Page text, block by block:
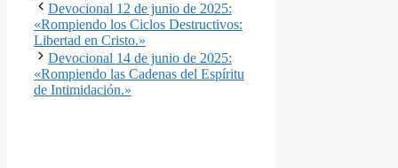
Devocional 12 de junio de 2025:
«Rompiendo los Ciclos Destructivos:
Libertad en Cristo.»
Devocional 14 de junio de 2025:
«Rompiendo las Cadenas del Espíritu
de Intimidación.»